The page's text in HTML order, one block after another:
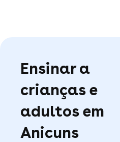
Ensinar a
crianças e
adultos em
Anicuns